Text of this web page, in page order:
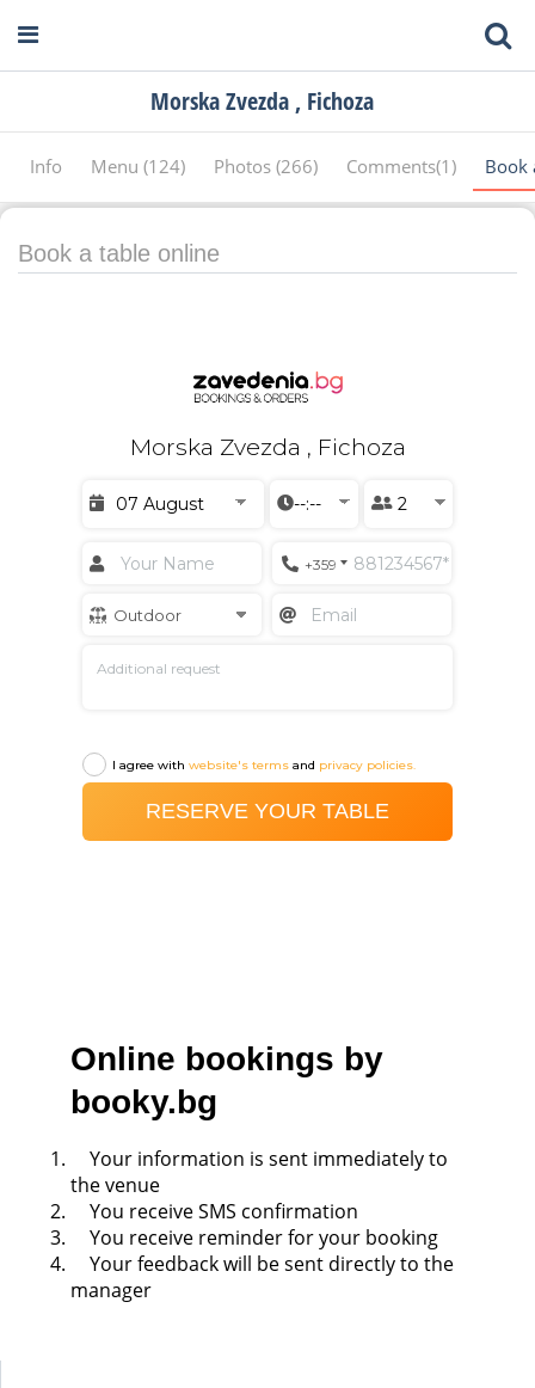
Morska Zvezda , Fichoza
Info Menu (124) Photos (266) Comments(1) Book
Book a table online
Online bookings by
booky.bg
Your information is sent immediately to
the venue
You receive SMS confirmation
You receive reminder for your booking
Your feedback will be sent directly to the
manager